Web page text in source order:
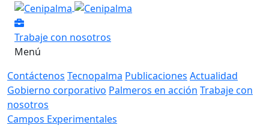
Trabaje con nosotros
Menú
Contáctenos Tecnopalma Publicaciones Actualidad
Gobierno corporativo Palmeros en acción Trabaje con
nosotros
Campos Experimentales